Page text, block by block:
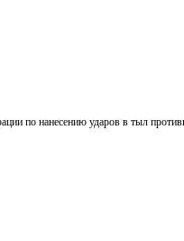
по нанесению ударов в тыл